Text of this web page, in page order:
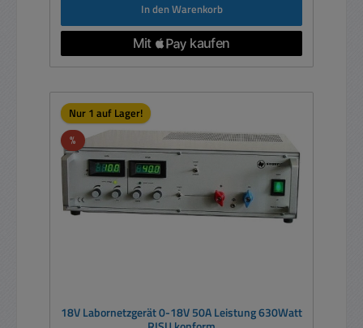
In den Warenkorb
Nur 1 auf Lager!
%Rabatt
18V Labornetzgerät 0-18V 50A Leistung 630Watt